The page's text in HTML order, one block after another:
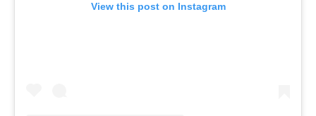
View this post on Instagram